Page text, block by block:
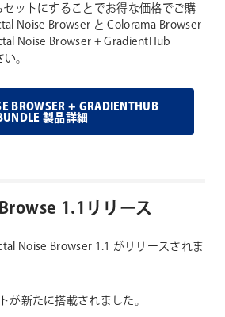
ットにすることでお得な価格でご購
Noise Browser と Colorama Browser
Noise Browser + GradientHub
。
BROWSER + GRADIENTHUB
製品詳細
1.1リリース
Noise Browser 1.1 がリリースされま
が新たに搭載されました。